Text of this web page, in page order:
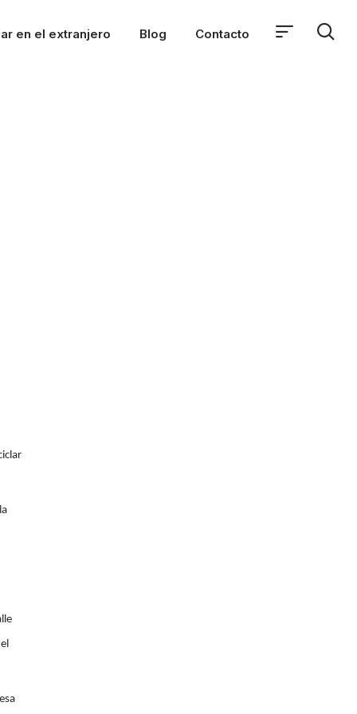
en el extranjero Blog Contacto